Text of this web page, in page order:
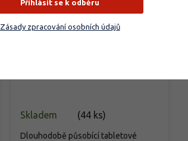
Skladem (44 ks)
Dlouhodobě působící tabletové
Přihlásit se k odběru
Zásady zpracování osobních údajů